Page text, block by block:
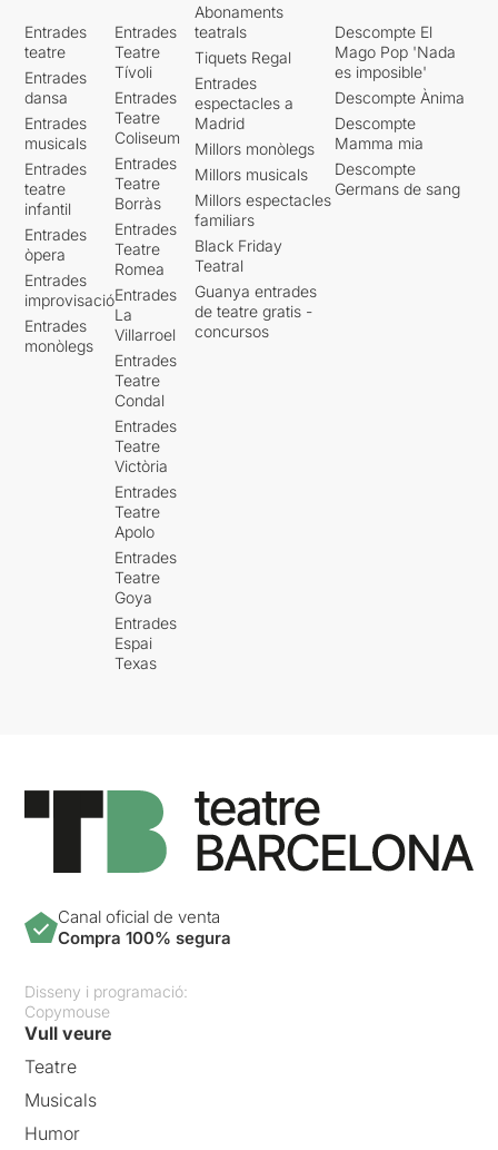
Entrades
teatre
Entrades
dansa
Entrades
musicals
Entrades
teatre
infantil
Entrades
òpera
Entrades
improvisació
Entrades
monòlegs
Entrades
Teatre
Tívoli
Entrades
Teatre
Coliseum
Entrades
Teatre
Borràs
Entrades
Teatre
Romea
Entrades
La
Villarroel
Entrades
Teatre
Condal
Entrades
Teatre
Victòria
Entrades
Teatre
Apolo
Entrades
Teatre
Goya
Entrades
Espai
Texas
Abonaments
teatrals
Tiquets Regal
Entrades
espectacles a
Madrid
Millors monòlegs
Millors musicals
Millors espectacles
familiars
Black Friday
Teatral
Guanya entrades
de teatre gratis -
concursos
Descompte El
Mago Pop 'Nada
es imposible'
Descompte Ànima
Descompte
Mamma mia
Descompte
Germans de sang
Canal oficial de venta
Compra 100% segura
Disseny i programació:
Copymouse
Vull veure
Teatre
Musicals
Humor